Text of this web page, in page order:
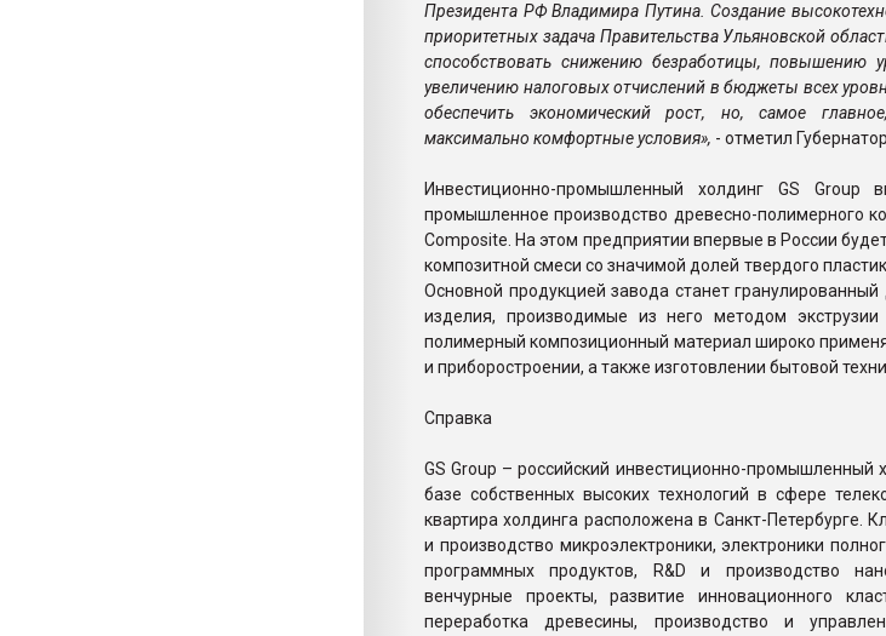
Президента РФ Владимира Путина. Создание
приоритетных задача Правительства Ульяновской
способствовать снижению безработицы, повышению
увеличению налоговых отчислений в бюджеты всех
обеспечить экономический рост, но, самое
максимально комфортные условия», - отметил
Инвестиционно-промышленный холдинг GS Group
промышленное производство древесно-полимерного
Composite. На этом предприятии впервые в России
композитной смеси со значимой долей твердого
Основной продукцией завода станет
изделия, производимые из него методом
полимерный композиционный материал широко
и приборостроении, а также изготовлении бытовой
Справка
GS Group – российский инвестиционно-промышленный
базе собственных высоких технологий в сфере
квартира холдинга расположена в Санкт-Петербурге.
и производство микроэлектроники, электроники
программных продуктов, R&D и производство
венчурные проекты, развитие инновационного
переработка древесины, производство и